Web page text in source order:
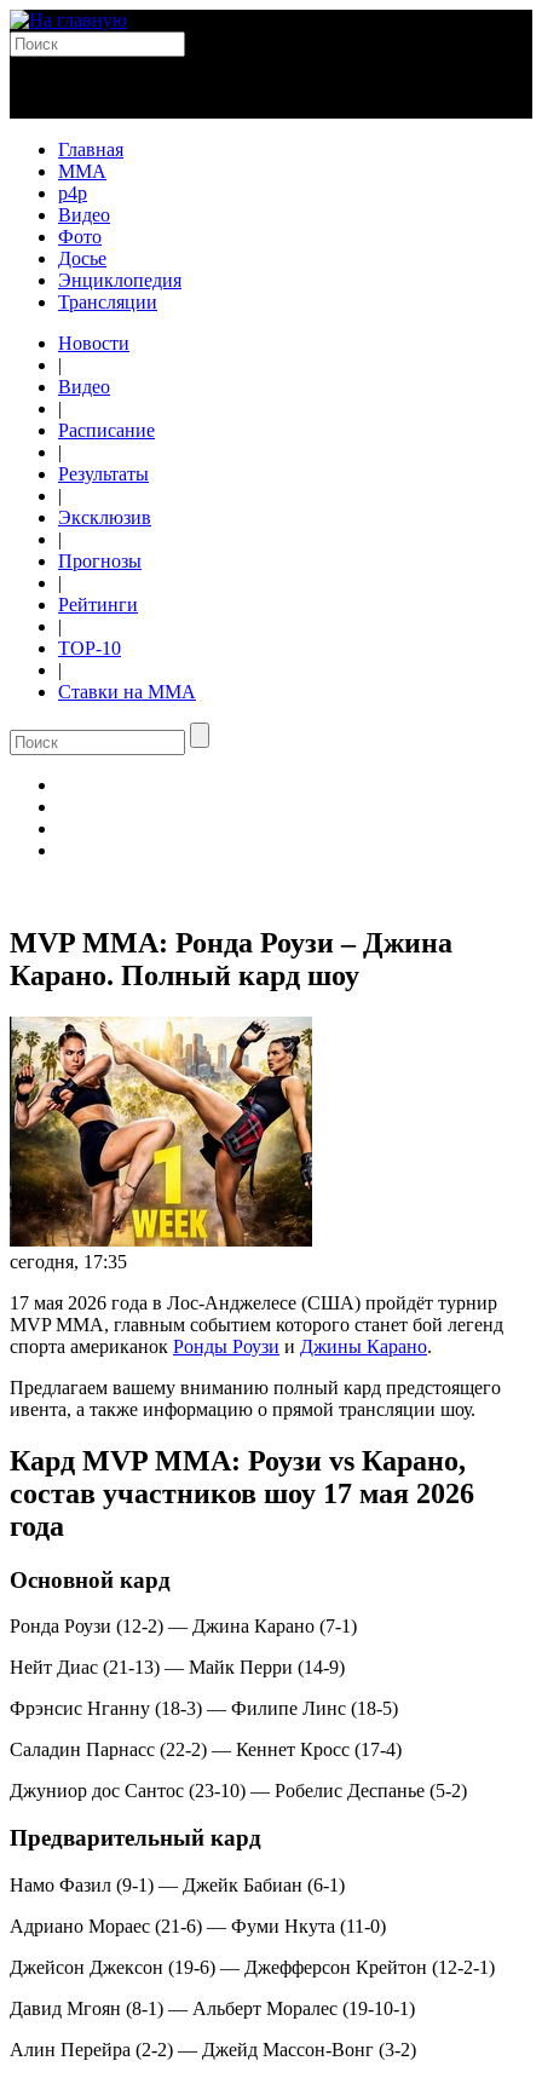
Главная
MMA
p4p
Видео
Фото
Досье
Энциклопедия
Трансляции
Новости
|
Видео
|
Расписание
|
Результаты
|
Эксклюзив
|
Прогнозы
|
Рейтинги
|
TOP-10
|
Ставки на ММА
MVP MMA: Ронда Роузи – Джина
Карано. Полный кард шоу
сегодня, 17:35
17 мая 2026 года в Лос-Анджелесе (США) пройдёт турнир
МVP ММА, главным событием которого станет бой легенд
спорта американок Ронды Роузи и Джины Карано.
Предлагаем вашему вниманию полный кард предстоящего
ивента, а также информацию о прямой трансляции шоу.
Кард MVP MMA: Роузи vs Карано,
состав участников шоу 17 мая 2026
года
Основной кард
Ронда Роузи (12-2) — Джина Карано (7-1)
Нейт Диас (21-13) — Майк Перри (14-9)
Фрэнсис Нганну (18-3) — Филипе Линс (18-5)
Саладин Парнасс (22-2) — Кеннет Кросс (17-4)
Джуниор дос Сантос (23-10) — Робелис Деспанье (5-2)
Предварительный кард
Намо Фазил (9-1) — Джейк Бабиан (6-1)
Адриано Мораес (21-6) — Фуми Нкута (11-0)
Джейсон Джексон (19-6) — Джефферсон Крейтон (12-2-1)
Давид Мгоян (8-1) — Альберт Моралес (19-10-1)
Алин Перейра (2-2) — Джейд Массон-Вонг (3-2)